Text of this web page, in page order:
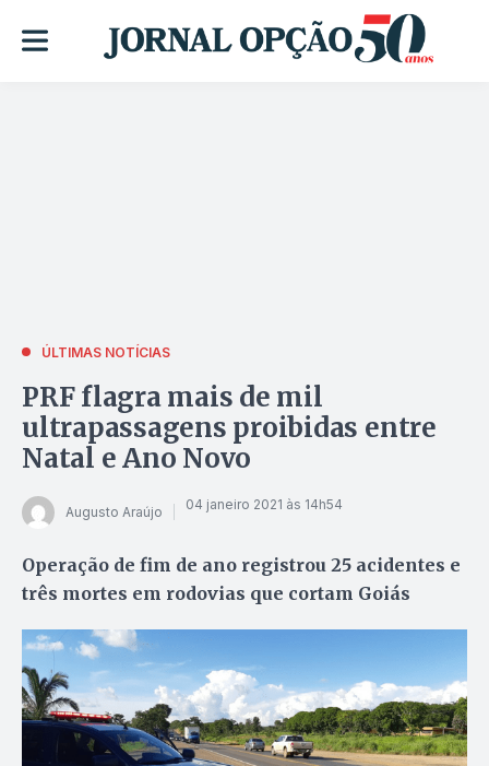
ÚLTIMAS NOTÍCIAS
PRF flagra mais de mil
ultrapassagens proibidas entre
Natal e Ano Novo
Augusto Araújo 04 janeiro 2021 às 14h54
Operação de fim de ano registrou 25 acidentes e
três mortes em rodovias que cortam Goiás